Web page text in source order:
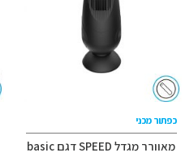
כפתור מכני
מאוורר מגדל SPEED דגם basic